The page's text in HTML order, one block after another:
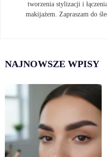
tworzenia stylizacji i
makijażem. Zapraszam do
NAJNOWSZE WPISY